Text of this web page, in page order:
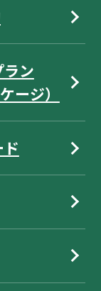
ン
ージ）